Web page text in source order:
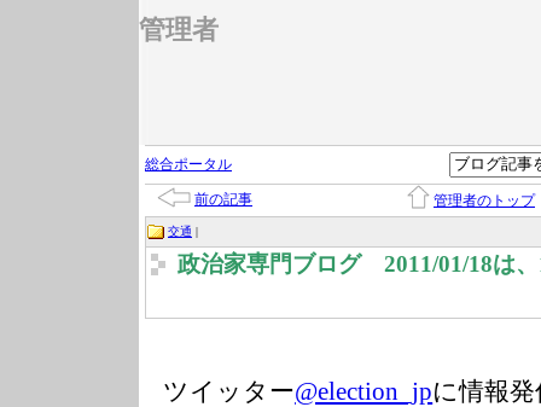
管理者
総合ポータル
前の記事 管理者のトップ
交通 |
政治家専門ブログ 2011/01/18は
ツイッター@election_jpに情報